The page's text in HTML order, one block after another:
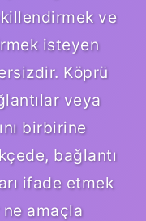
ve
isteyen
Köprü
veya
birbirine
bağlantı
ifade etmek
ne amaçla